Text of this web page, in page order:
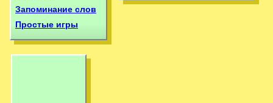
Запоминание слов
Простые игры